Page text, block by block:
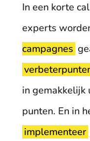
In een korte
experts
campagnes
in gemakkelijk
punten. En in
implementeer